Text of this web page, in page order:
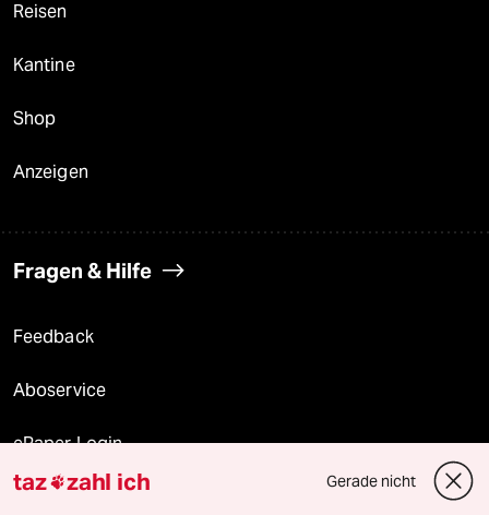
Reisen
Kantine
Shop
Anzeigen
Fragen & Hilfe
Feedback
Aboservice
ePaper Login
Downloads für Abonnierende
taz zahl ich Gerade nicht